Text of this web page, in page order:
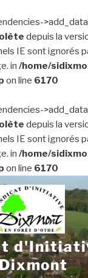
depuis la
IE sont ignorés
in /home/
on line 6170
depuis la
IE sont ignorés
in /home/
on line 6170